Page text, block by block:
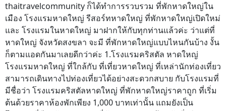
thaitravelcommunity ก็ได้ทำการรวบรวม ที่พักหาดใหญ่ใน
เมือง โรงแรมหาดใหญ่ รีสอร์ทหาดใหญ่ ที่พักหาดใหญ่เปิดใหม่
และ โรงแรมในหาดใหญ่ มาฝากให้กับทุกท่านแล้วค่ะ ว่าแต่ที่
หาดใหญ่ จังหวัดสงขลา จะมี ที่พักหาดใหญ่แบบไหนกันบ้าง งั้น
ก็ตามแอดกันมาเลยดีกว่าค่ะ 1.โรงแรมคริสตัล หาดใหญ่
โรงแรมหาดใหญ่ ที่ใกล้กับ ที่เที่ยวหาดใหญ่ ที่เหล่านักท่องเที่ยว
สามารถเดินทางไปท่องเที่ยวได้อย่างสะดวกสบาย กับโรงแรมที่
มีชื่อว่า โรงแรมคริสตัลหาดใหญ่ ที่พักหาดใหญ่ราคาถูก ที่เริ่ม
ต้นด้วยราคาห้องพักเพียง 1,000 บาทเท่านั้น แถมยังเป็น